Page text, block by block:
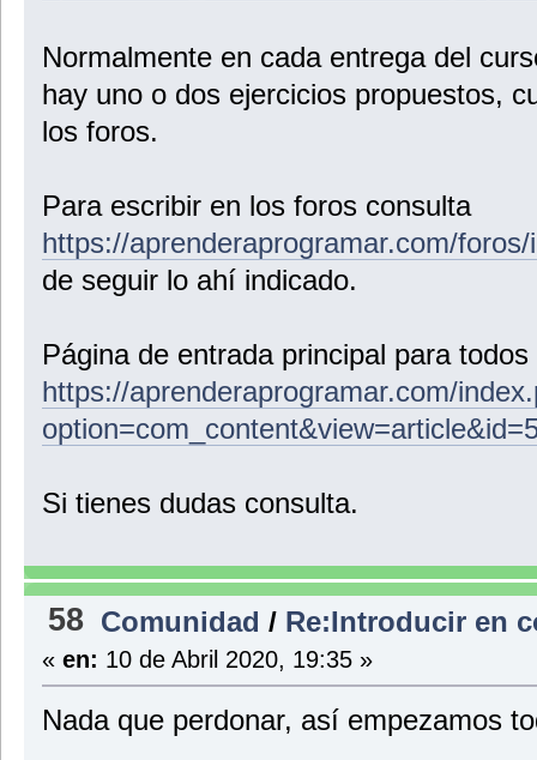
Normalmente en cada entrega del
hay uno o dos ejercicios propuestos,
los foros.
Para escribir en los foros consulta
https://aprenderaprogramar.com/
de seguir lo ahí indicado.
Página de entrada principal para
https://aprenderaprogramar.com/
Si tienes dudas consulta.
58 Comunidad / Re:Introducir en
« en: 10 de Abril 2020, 19:35 »
Nada que perdonar, así empezamos